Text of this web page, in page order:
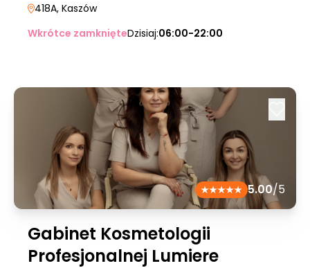
418A, Kaszów
Wkrótce zamknięteDzisiaj:06:00-22:00
5.00/5
Gabinet Kosmetologii
Profesjonalnej Lumiere